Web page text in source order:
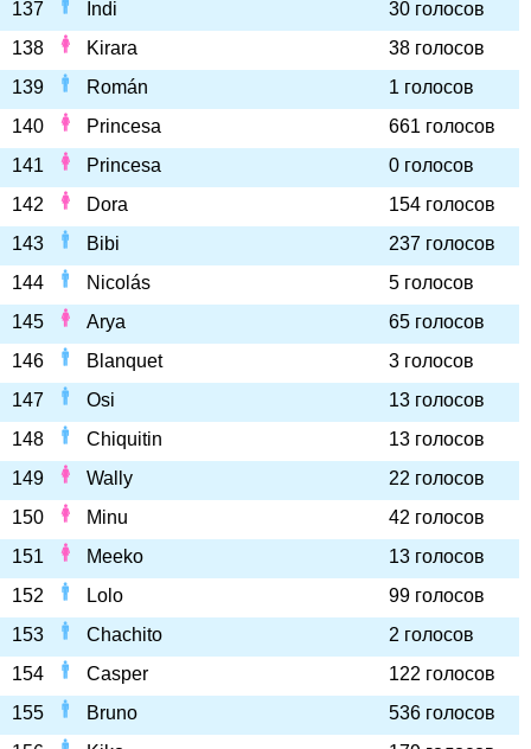
137
Indi
30 голосов
138
Kirara
38 голосов
139
Román
1 голосов
140
Princesa
661 голосов
141
Princesa
0 голосов
142
Dora
154 голосов
143
Bibi
237 голосов
144
Nicolás
5 голосов
145
Arya
65 голосов
146
Blanquet
3 голосов
147
Osi
13 голосов
148
Chiquitin
13 голосов
149
Wally
22 голосов
150
Minu
42 голосов
151
Meeko
13 голосов
152
Lolo
99 голосов
153
Chachito
2 голосов
154
Casper
122 голосов
155
Bruno
536 голосов